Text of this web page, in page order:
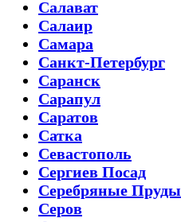
Салават
Салаир
Самара
Санкт-Петербург
Саранск
Сарапул
Саратов
Сатка
Севастополь
Сергиев Посад
Серебряные Пруды
Серов